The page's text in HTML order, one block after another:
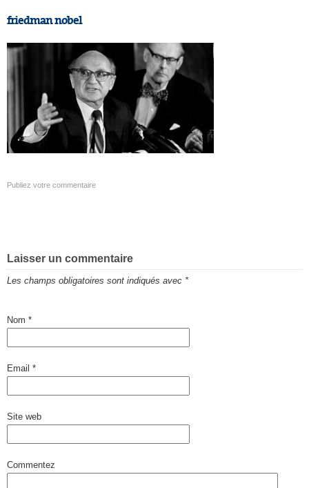
friedman nobel
Publiez votre commentaire
Laisser un commentaire
Les champs obligatoires sont indiqués avec *
Nom *
Email *
Site web
Commentez